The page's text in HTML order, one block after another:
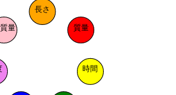
長さ
質量
時間
量